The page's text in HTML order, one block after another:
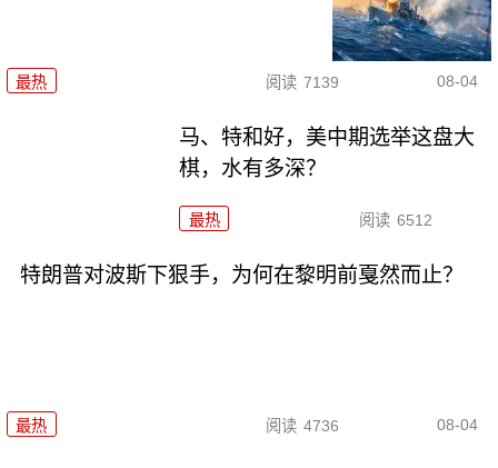
最热 阅读 7139 08-04
马、特和好，美中期选举这盘大
棋，水有多深？
最热 阅读 6512
特朗普对波斯下狠手，为何在黎明前戛然而止？
最热 阅读 4736 08-04